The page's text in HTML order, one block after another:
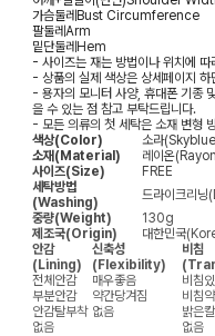
가슴둘레Bust Circumference
팔둘레Arm
밑단둘레Hem
- 사이즈는 재는 방법이나 위치에
- 상품의 실제 색상은 상세페이지
- 용자의 모니터 사양, 휴대폰 기종
을 수 있는 점 참고 부탁드립니다.
- 모든 의류의 첫 세탁은 소재 변형
색상(Color)
소라
소재(Material)
레이온
사이즈(Size)
FREE
세탁방법
(Washing)
드라이크리
중량(Weight)
130g
제조국(Origin)
대한민국
안감
(Lining)
신축성
(Flexibility)
비침
전체안감
매우좋음 비침
부분안감
약간당겨짐 비침
안감탈부착 없음 밝은
없음
없음